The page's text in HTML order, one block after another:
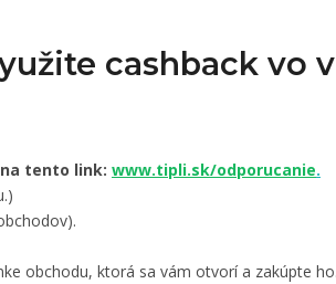
cashback vo
tento link: www.tipli.sk/odporucanie.
obchodu, ktorá sa vám otvorí a zakúpte ho.